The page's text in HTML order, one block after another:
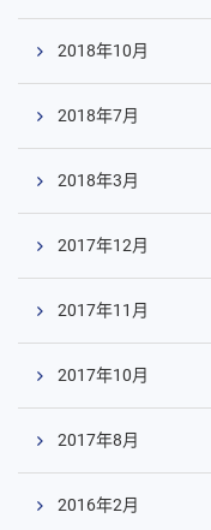
2018年10月
2018年7月
2018年3月
2017年12月
2017年11月
2017年10月
2017年8月
2016年2月